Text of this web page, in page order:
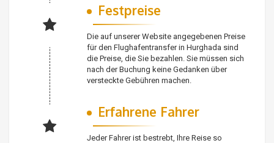
Festpreise
Die auf unserer Website angegebenen Preise
für den Flughafentransfer in Hurghada sind
die Preise, die Sie bezahlen. Sie müssen sich
nach der Buchung keine Gedanken über
versteckte Gebühren machen.
Erfahrene Fahrer
Jeder Fahrer ist bestrebt, Ihre Reise so